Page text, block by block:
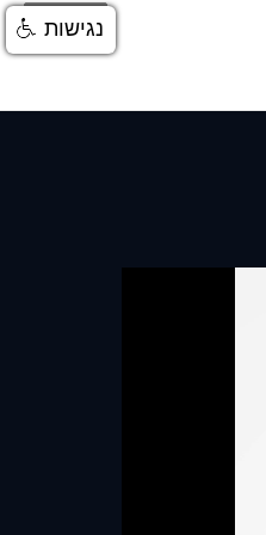
התחברות
נגישות